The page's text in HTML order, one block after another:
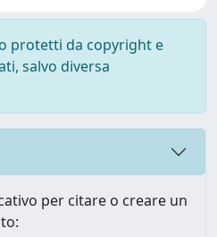
protetti da copyright e
salvo diversa
per citare o creare un